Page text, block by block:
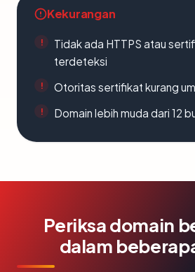
Kekurangan
Tidak ada HTTPS atau
terdeteksi
Otoritas sertifikat kurang
Domain lebih muda dari 12
Periksa domain
dalam